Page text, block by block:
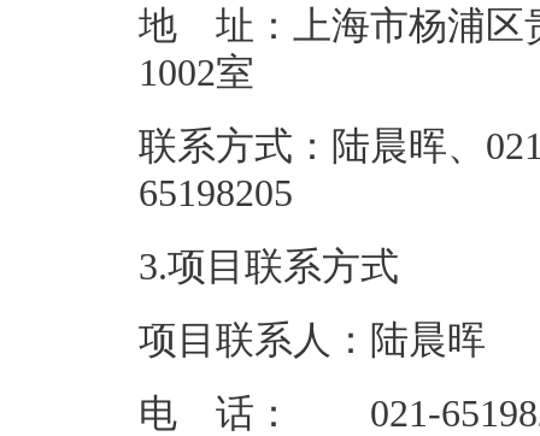
地 址：上海市杨浦区
联系方式：陆晨晖、
3.项目联系方式
项目联系人：陆晨晖
电 话： 021-